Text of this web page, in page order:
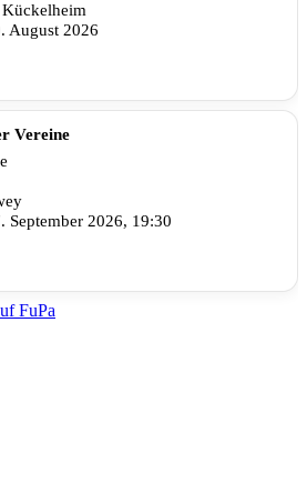
Kückelheim
August 2026
Vereine
September 2026, 19:30
FuPa